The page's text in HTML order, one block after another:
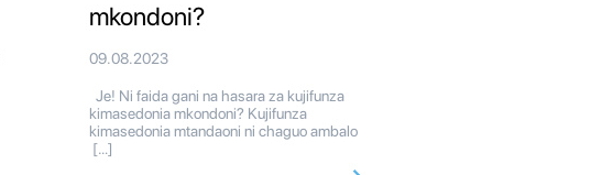
mkondoni?
09.08.2023
Je! Ni faida gani na hasara za kujifunza
kimasedonia mkondoni? Kujifunza
kimasedonia mtandaoni ni chaguo ambalo
[…]